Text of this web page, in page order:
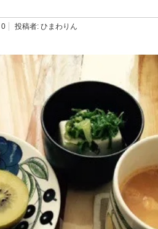
0 投稿者: ひまわりん